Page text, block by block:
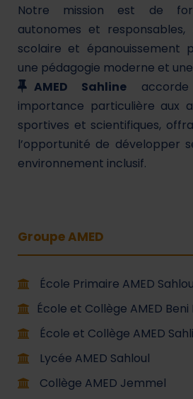
Notre mission est de
autonomes et
scolaire et épanouissement
une pédagogie moderne et
AMED Sahline
importance particulière aux
sportives et scientifiques,
l’opportunité de développer
environnement inclusif.
Groupe AMED
École Primaire AMED
École et Collège AMED Beni
École et Collège AMED
Lycée AMED Sahloul
Collège AMED Jemmel